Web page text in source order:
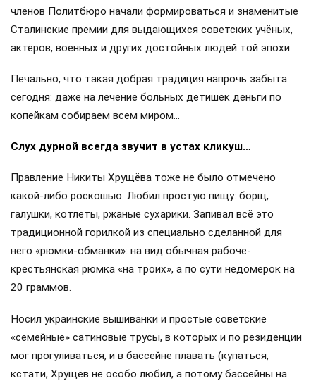
членов Политбюро начали формироваться и знаменитые
Сталинские премии для выдающихся советских учёных,
актёров, военных и других достойных людей той эпохи.
Печально, что такая добрая традиция напрочь забыта
сегодня: даже на лечение больных детишек деньги по
копейкам собираем всем миром…
Слух дурной всегда звучит в устах кликуш…
Правление Никиты Хрущёва тоже не было отмечено
какой-либо роскошью. Любил простую пищу: борщ,
галушки, котлеты, ржаные сухарики. Запивал всё это
традиционной горилкой из специально сделанной для
него «рюмки-обманки»: на вид обычная рабоче-
крестьянская рюмка «на троих», а по сути недомерок на
20 граммов.
Носил украинские вышиванки и простые советские
«семейные» сатиновые трусы, в которых и по резиденции
мог прогуливаться, и в бассейне плавать (купаться,
кстати, Хрущёв не особо любил, а потому бассейны на